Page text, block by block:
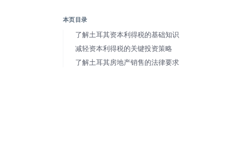
本页目录
了解土耳其资本利得税的基础知识
减轻资本利得税的关键投资策略
了解土耳其房地产销售的法律要求